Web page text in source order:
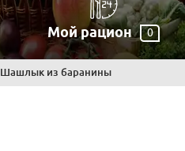
Мой рацион 0
Шашлык из баранины